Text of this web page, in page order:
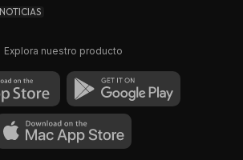
NOTICIAS
Explora nuestro producto